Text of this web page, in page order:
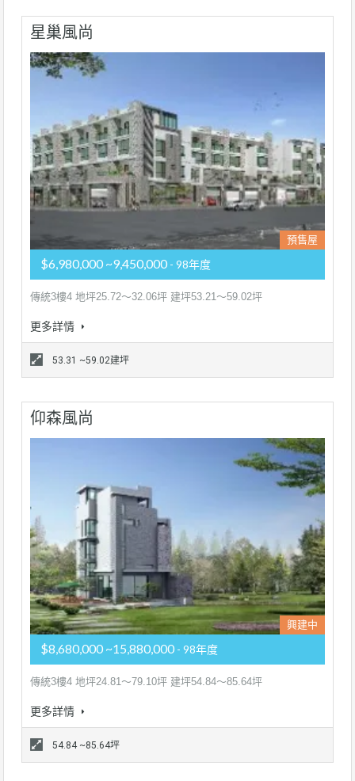
星巢風尚
預售屋
$6,980,000 ~9,450,000 - 98年度
傳統3樓4 地坪25.72～32.06坪 建坪53.21～59.02坪
更多詳情
53.31 ~59.02建坪
仰森風尚
興建中
$8,680,000 ~15,880,000 - 98年度
傳統3樓4 地坪24.81～79.10坪 建坪54.84～85.64坪
更多詳情
54.84 ~85.64坪